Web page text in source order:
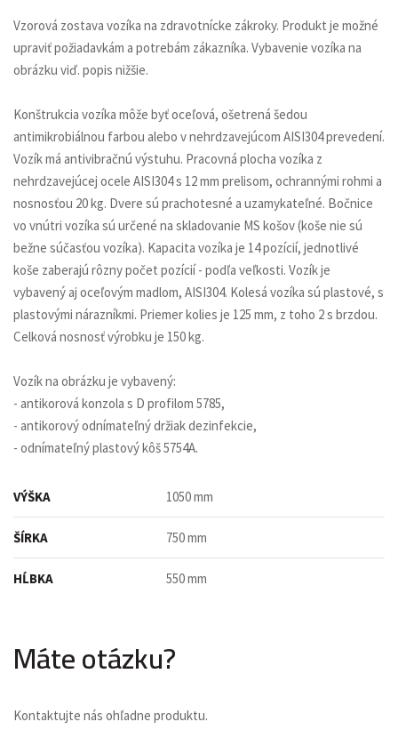
Vzorová zostava vozíka na zdravotnícke zákroky. Produkt je možné
upraviť požiadavkám a potrebám zákazníka. Vybavenie vozíka na
obrázku viď. popis nižšie.
Konštrukcia vozíka môže byť oceľová, ošetrená šedou
antimikrobiálnou farbou alebo v nehrdzavejúcom AISI304 prevedení.
Vozík má antivibračnú výstuhu. Pracovná plocha vozíka z
nehrdzavejúcej ocele AISI304 s 12 mm prelisom, ochrannými rohmi a
nosnosťou 20 kg. Dvere sú prachotesné a uzamykateľné. Bočnice
vo vnútri vozíka sú určené na skladovanie MS košov (koše nie sú
bežne súčasťou vozíka). Kapacita vozíka je 14 pozícií, jednotlivé
koše zaberajú rôzny počet pozícií - podľa veľkosti. Vozík je
vybavený aj oceľovým madlom, AISI304. Kolesá vozíka sú plastové, s
plastovými nárazníkmi. Priemer kolies je 125 mm, z toho 2 s brzdou.
Celková nosnosť výrobku je 150 kg.
Vozík na obrázku je vybavený:
- antikorová konzola s D profilom 5785,
- antikorový odnímateľný držiak dezinfekcie,
- odnímateľný plastový kôš 5754A.
VÝŠKA 1050 mm
ŠÍRKA 750 mm
HĹBKA 550 mm
Máte otázku?
Kontaktujte nás ohľadne produktu.